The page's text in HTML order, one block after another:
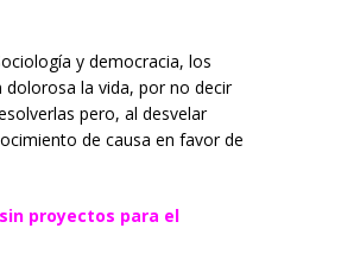
y democracia, los
la vida, por no decir
pero, al desvelar
de causa en favor de
proyectos para el